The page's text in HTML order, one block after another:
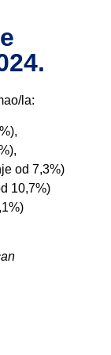
la:
od 7,3%)
10,7%)